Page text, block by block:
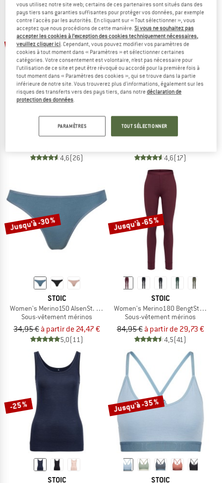
Jusqu'à -20 %
INASKA
Women's Top Pure
Haut de maillot
4,6(26)
Jusqu'à -20 %
INASKA
Women's Top Chill
Haut de maillot
4,6(17)
Jusqu'à -30 %
STOIC
Women's Merino150 AlsenSt. Thong
Sous-vêtement mérinos
34,95 € à partir de 24,47 €
5,0(11)
Jusqu'à -65 %
STOIC
Women's Merino180 BengtSt. Long
Sous-vêtement mérinos
84,95 € à partir de 29,73 €
4,5(41)
-25 %
STOIC
Jusqu'à -35 %
STOIC
vous utilisez notre site web; certains de ces partenaires sont situés dans des
pays tiers sans garanties suffisantes pour protéger vos données, par exemple
contre l'accès par les autorités. En cliquant sur « Tout sélectionner », vous
acceptez que nous procédions de cette manière.Si vous ne souhaitez pas
accepter les cookies à l’exception des cookies techniquement nécessaires,
veuillez cliquer ici. Cependant, vous pouvez modifier vos paramètres de
cookies à tout moment dans « Paramètres » et sélectionner certaines
catégories. Votre consentement est volontaire, n’est pas nécessaire pour
l’utilisation de ce site et peut être révoqué ou accordé pour la première fois à
tout moment dans « Paramètres des cookies », qui se trouve dans la partie
inférieure de notre site. Vous trouverez plus d'informations, également sur les
risques des transferts vers des pays tiers, dans notredéclaration de
protection des données.
PARAMÈTRES TOUT SÉLECTIONNER